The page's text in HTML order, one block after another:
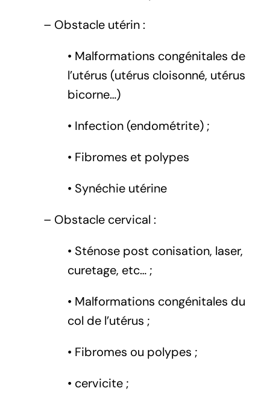
– Obstacle utérin :
• Malformations congénitales de
l’utérus (utérus cloisonné, utérus
bicorne…)
• Infection (endométrite) ;
• Fibromes et polypes
• Synéchie utérine
– Obstacle cervical :
• Sténose post conisation, laser,
curetage, etc… ;
• Malformations congénitales du
col de l’utérus ;
• Fibromes ou polypes ;
• cervicite ;